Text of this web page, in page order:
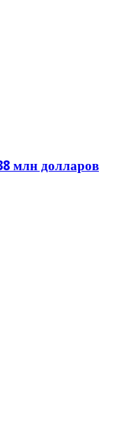
млн долларов